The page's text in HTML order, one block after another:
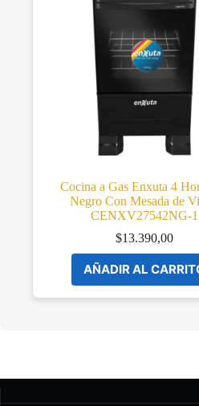
Cocina a Gas Enxuta 4
Negro Con Mesada de
CENXV27542NG-1
$13.390,00
AÑADIR AL